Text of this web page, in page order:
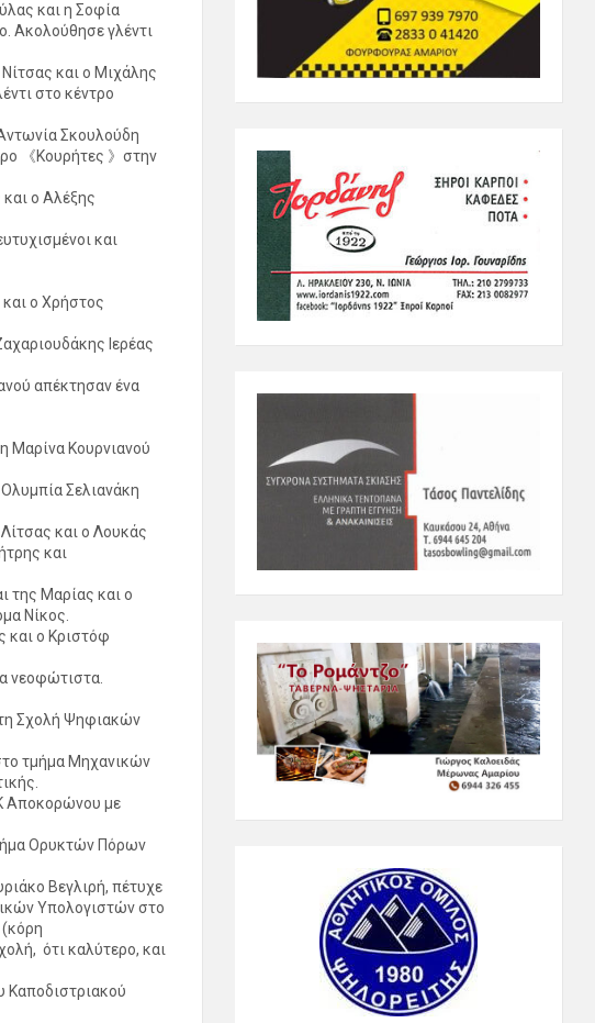
και η Σοφία
Ακολούθησε γλέντι
και ο Μιχάλης
στο κέντρο
Σκουλούδη
《Κουρήτες 》στην
ο Αλέξης
και
ο Χρήστος
Ιερέας
απέκτησαν ένα
Μαρίνα Κουρνιανού
Σελιανάκη
και ο Λουκάς
και
της Μαρίας και ο
Νίκος.
και ο Κριστόφ
νεοφώτιστα.
Σχολή Ψηφιακών
τμήμα Μηχανικών
Αποκορώνου με
Ορυκτών Πόρων
Βεγλιρή, πέτυχε
Υπολογιστών στο
(κόρη
ότι καλύτερο, και
Καποδιστριακού